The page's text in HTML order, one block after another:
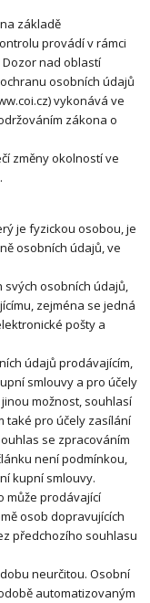
základě
provádí v rámci
nad oblastí
osobních údajů
vykonává ve
zákona o
změny okolností ve
je fyzickou osobou, je
osobních údajů, ve
svých osobních údajů,
zejména se jedná
pošty a
údajů prodávajícím,
smlouvy a pro účely
možnost, souhlasí
také pro účely zasílání
se zpracováním
není podmínkou,
kupní smlouvy.
může prodávající
osob dopravujících
předchozího souhlasu
neurčitou. Osobní
automatizovaným